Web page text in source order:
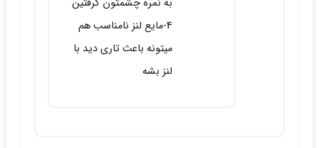
4-مایع لنز نامناسب هم
میتونه باعث تاری دید با
لنز بشه